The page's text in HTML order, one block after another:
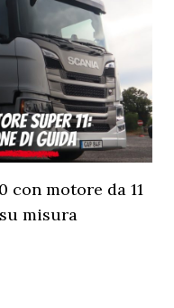
con motore da 11
misura